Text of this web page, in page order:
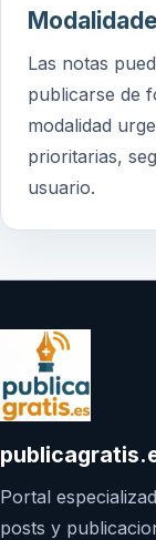
Las notas
publicarse de
modalidad
prioritarias,
usuario.
Portal
posts y